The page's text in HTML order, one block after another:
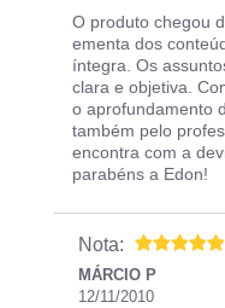
O produto chegou
ementa dos
íntegra. Os
clara e objetiva.
o aprofundamento
também pelo
encontra com a
parabéns a Edon!
Nota:
MÁRCIO P
12/11/2010